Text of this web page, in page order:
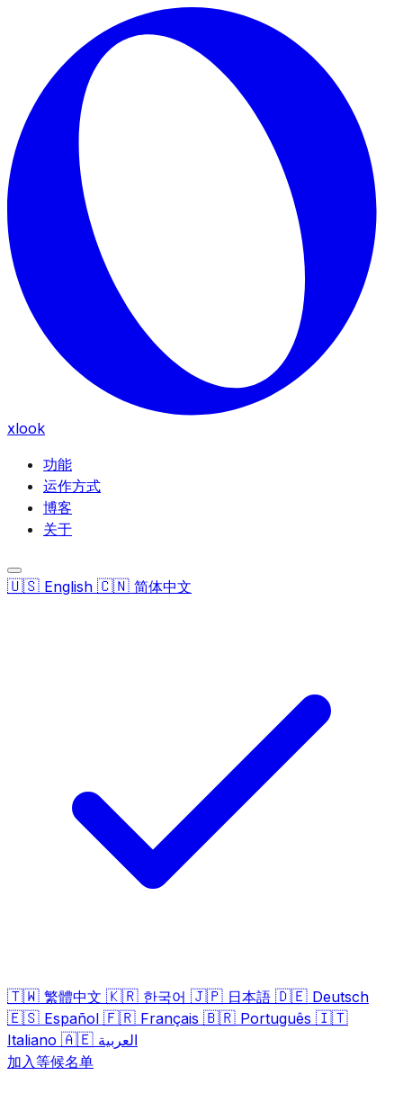
Skip to main content
xlook
功能
运作方式
博客
关于
🇺🇸 English 🇨🇳 简体中文
🇹🇼 繁體中文 🇰🇷 한국어 🇯🇵 日本語 🇩🇪 Deutsch
🇪🇸 Español 🇫🇷 Français 🇧🇷 Português 🇮🇹
Italiano 🇦🇪 العربية
加入等候名单